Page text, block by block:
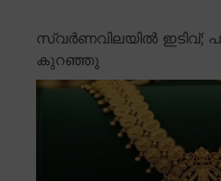
സ്വർണവിലയിൽ ഇടിവ്;
കുറഞ്ഞു